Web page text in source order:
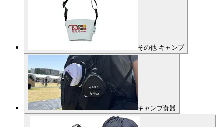
その他 キャンプ
キャンプ食器